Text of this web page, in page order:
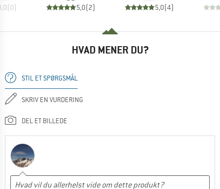
(0) 5,0(2) 5,0(4)
HVAD MENER DU?
STIL ET SPØRGSMÅL
SKRIV EN VURDERING
DEL ET BILLEDE